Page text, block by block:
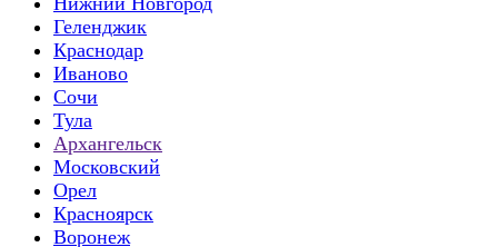
Геленджик
Краснодар
Иваново
Сочи
Тула
Архангельск
Московский
Орел
Красноярск
Воронеж